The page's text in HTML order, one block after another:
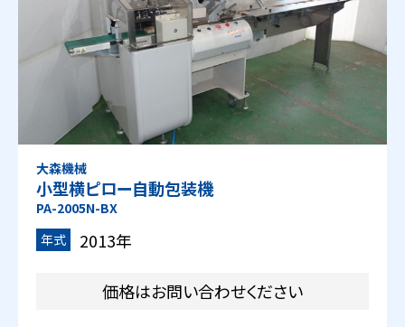
大森機械
小型横ピロー自動包装機
PA-2005N-BX
年式
2013年
価格はお問い合わせください